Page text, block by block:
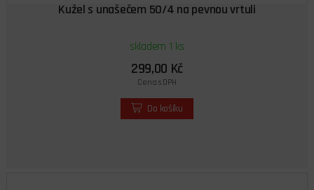
Kužel s unašečem 50/4 na pevnou vrtuli
skladem 1 ks
299,00 Kč
Cena s DPH
Do košíku